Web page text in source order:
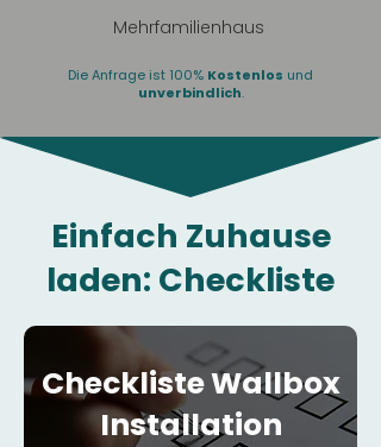
Mehrfamilienhaus
Die Anfrage ist 100% Kostenlos und
unverbindlich.
Einfach Zuhause
laden: Checkliste
Checkliste Wallbox
Installation